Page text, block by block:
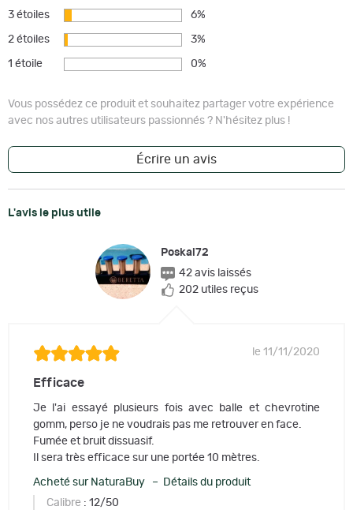
3 étoiles 6%
2 étoiles 3%
1 étoile 0%
Vous possédez ce produit et souhaitez partager votre expérience
avec nos autres utilisateurs passionnés ? N'hésitez plus !
Écrire un avis
L'avis le plus utile
Poskai72
42 avis laissés
202 utiles reçus
le 11/11/2020
Efficace
Je l'ai essayé plusieurs fois avec balle et chevrotine
gomm, perso je ne voudrais pas me retrouver en face.
Fumée et bruit dissuasif.
Il sera très efficace sur une portée 10 mètres.
Acheté sur NaturaBuy – Détails du produit
Calibre : 12/50